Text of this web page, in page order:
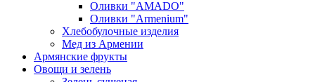
Оливки "AMADO"
Оливки "Armenium"
Хлебобулочные изделия
Мед из Армении
Армянские фрукты
Овощи и зелень